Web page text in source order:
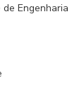
de Engenharia